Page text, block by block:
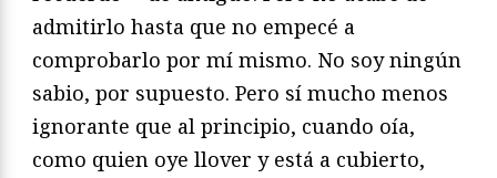
admitirlo hasta que no empecé a
comprobarlo por mí mismo. No soy ningún
sabio, por supuesto. Pero sí mucho menos
ignorante que al principio, cuando oía,
como quien oye llover y está a cubierto,